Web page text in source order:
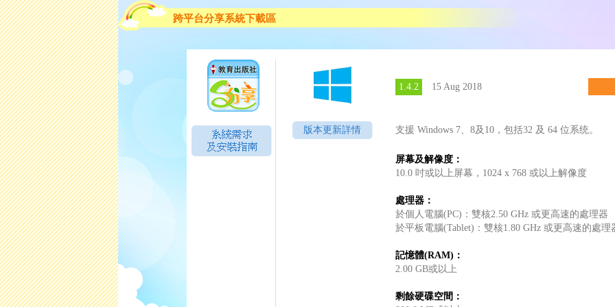
跨平台分享系統下載區
1.4.2 15 Aug 2018
版本更新詳情 支援 Windows 7、8及10，包括32 及 64 位系统。
屏幕及解像度：
10.0 吋或以上屏幕，1024 x 768 或以上解像度
處理器：
於個人電腦(PC)：雙核2.50 GHz 或更高速的處理器
於平板電腦(Tablet)：雙核1.80 GHz 或更高速的處理
記憶體(RAM)：
2.00 GB或以上
剩餘硬碟空間：